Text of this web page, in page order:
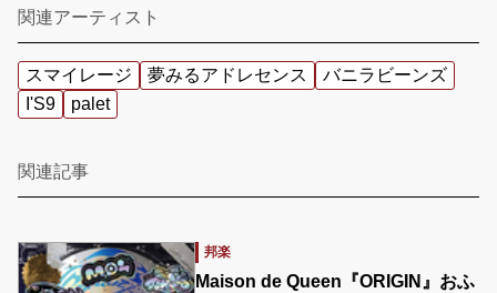
関連アーティスト
スマイレージ 夢みるアドレセンス
バニラビーンズ
I'S9
palet
関連記事
邦楽
Maison de Queen『ORIGIN』おふ